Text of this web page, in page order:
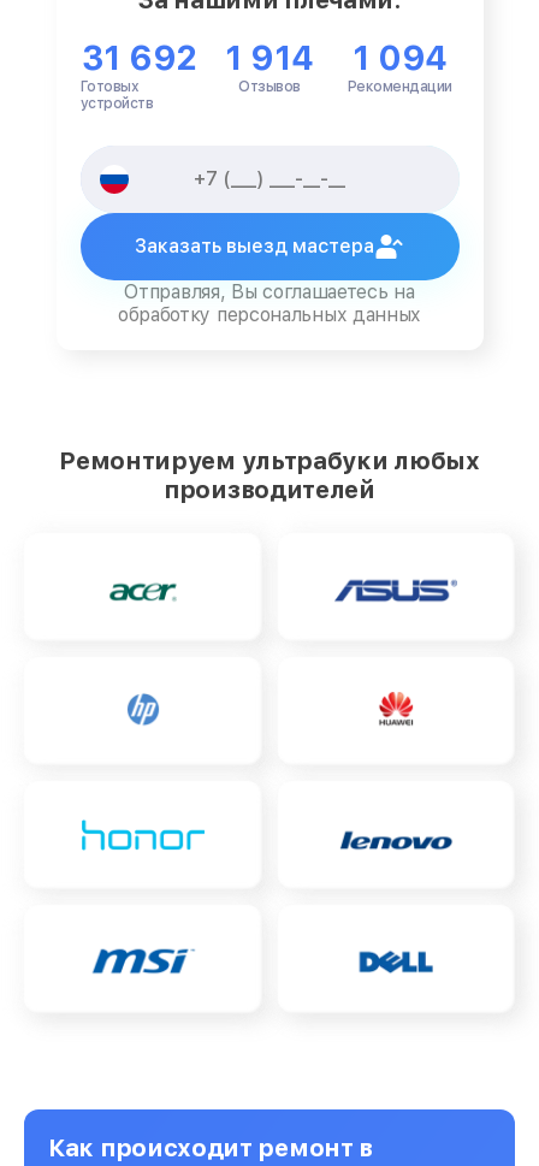
31 692
Готовых
устройств
1 914
Отзывов
1 094
Рекомендации
Заказать выезд мастера
Отправляя, Вы соглашаетесь на
обработку персональных данных
Ремонтируем ультрабуки любых
производителей
Как происходит ремонт в